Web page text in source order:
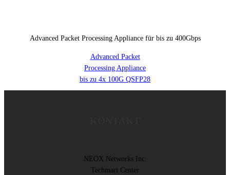
Advanced Packet Processing Appliance für bis zu 400Gbps
Advanced Packet
Processing Appliance
bis zu 4x 100G QSFP28
NEOX Networks Inc.
Techmart Center